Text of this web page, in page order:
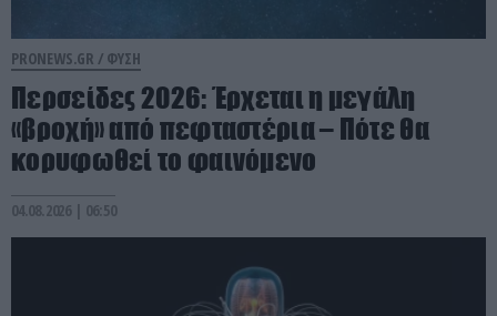
PRONEWS.GR / ΦΥΣΗ
Περσείδες 2026: Έρχεται η μεγάλη
«βροχή» από πεφταστέρια – Πότε θα
κορυφωθεί το φαινόμενο
04.08.2026 | 06:50